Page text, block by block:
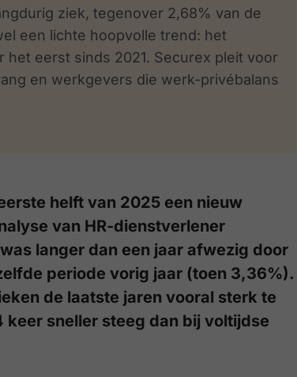
ziek, tegenover 2,68% van de
een lichte hoopvolle trend: het
het eerst sinds 2021. Securex pleit voor
en werkgevers die werk-privébalans
helft van 2025 een nieuw
van HR-dienstverlener
langer dan een jaar afwezig door
periode vorig jaar (toen 3,36%).
de laatste jaren vooral sterk te
sneller steeg dan bij voltijdse